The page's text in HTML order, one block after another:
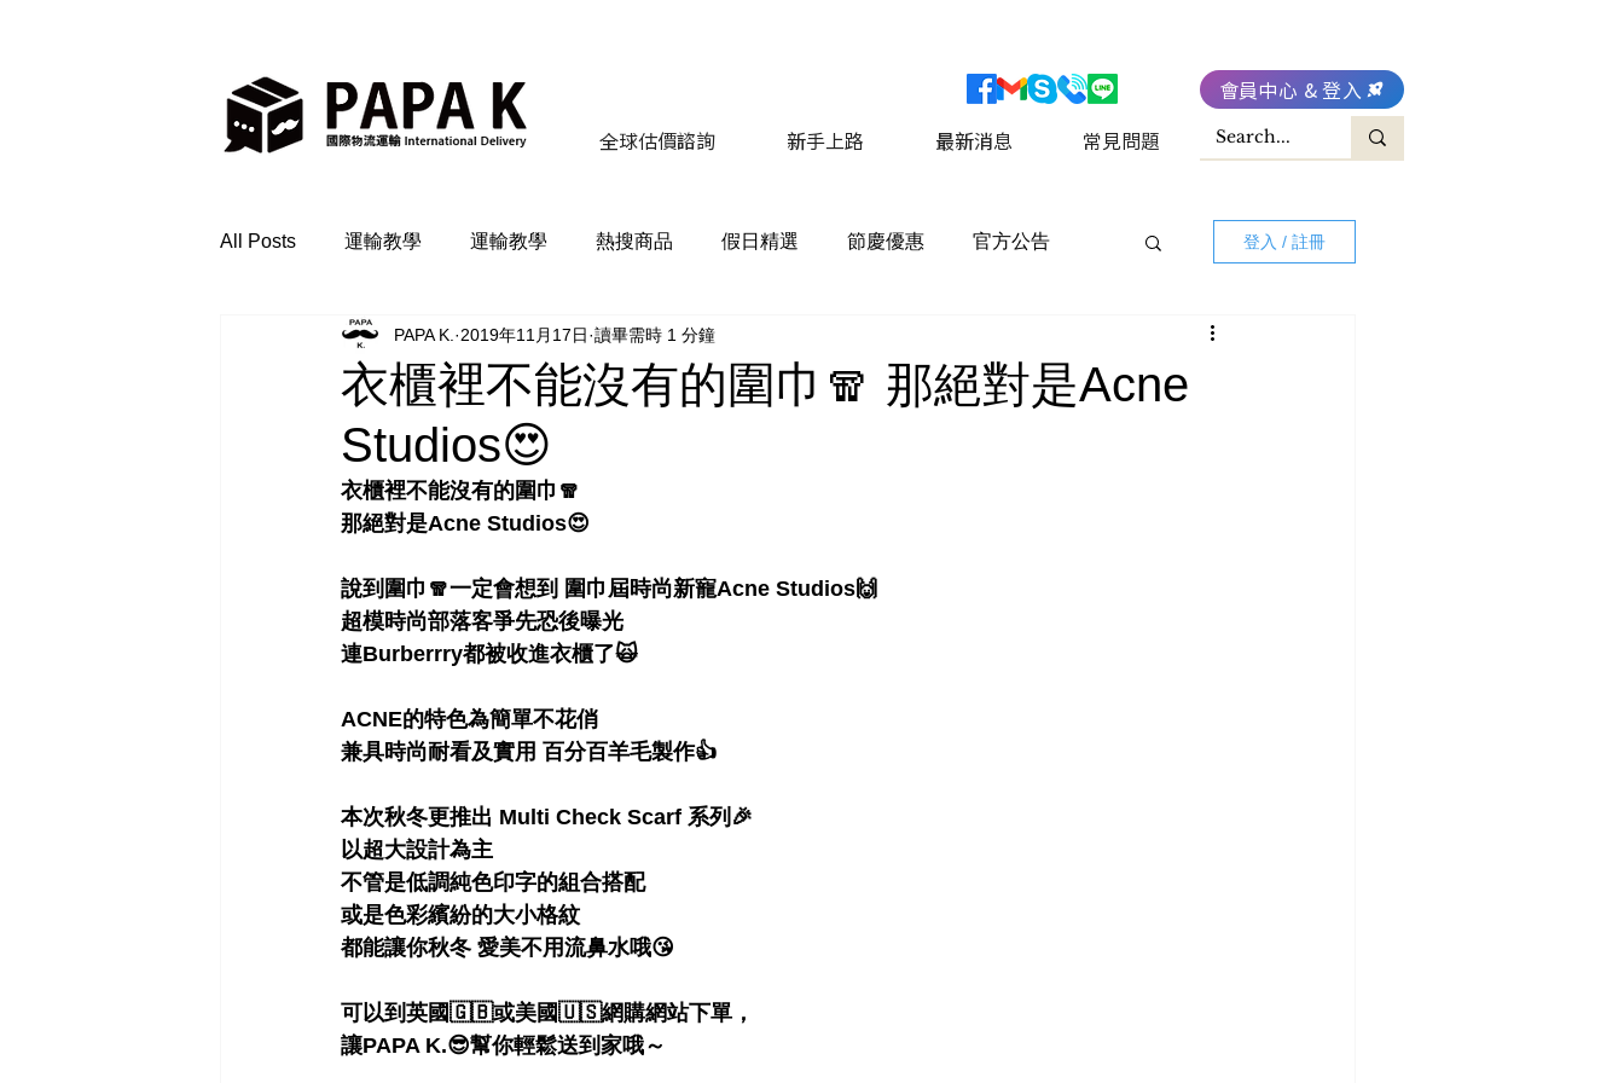
全球估價諮詢 新手上路 最新消息 常見問題
會員中心 & 登入
All Posts 運輸教學 運輸教學 熱搜商品 假日精選 節慶優惠 官方公告 登入 / 註冊
衣櫃裡不能沒有的圍巾🧣 那絕對是Acne
Studios😍
PAPA K. 2019年11月17日 讀畢需時 1 分鐘
衣櫃裡不能沒有的圍巾🧣
那絕對是Acne Studios😍
說到圍巾🧣一定會想到 圍巾屆時尚新寵Acne Studios🙌
超模時尚部落客爭先恐後曝光
連Burberrry都被收進衣櫃了🙀
ACNE的特色為簡單不花俏
兼具時尚耐看及實用 百分百羊毛製作👍
本次秋冬更推出 Multi Check Scarf 系列🎉
以超大設計為主
不管是低調純色印字的組合搭配
或是色彩繽紛的大小格紋
都能讓你秋冬 愛美不用流鼻水哦😘
可以到英國🇬🇧或美國🇺🇸網購網站下單，
讓PAPA K.😎幫你輕鬆送到家哦～